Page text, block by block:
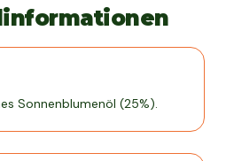
Sonnenblumenöl (25%).